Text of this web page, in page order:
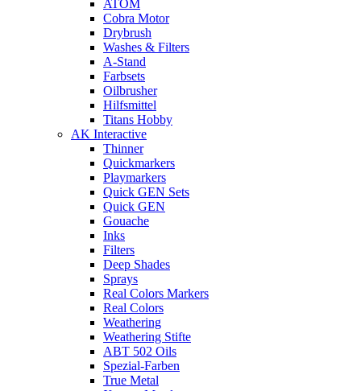
ATOM
Cobra Motor
Drybrush
Washes & Filters
A-Stand
Farbsets
Oilbrusher
Hilfsmittel
Titans Hobby
AK Interactive
Thinner
Quickmarkers
Playmarkers
Quick GEN Sets
Quick GEN
Gouache
Inks
Filters
Deep Shades
Sprays
Real Colors Markers
Real Colors
Weathering
Weathering Stifte
ABT 502 Oils
Spezial-Farben
True Metal